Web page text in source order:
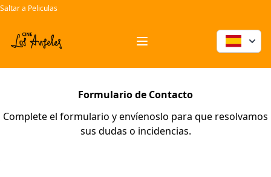
Saltar a Peliculas
Workflow
Open menu
Formulario de Contacto
Complete el formulario y envíenoslo para que resolvamos
sus dudas o incidencias.